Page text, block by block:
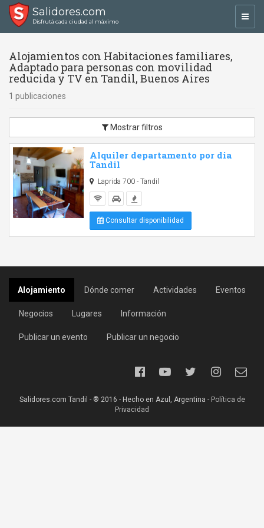
Salidores.com
Disfrutá cada ciudad al máximo
Alojamientos con Habitaciones familiares,
Adaptado para personas con movilidad
reducida y TV en Tandil, Buenos Aires
1 publicaciones
Mostrar filtros
Alquiler departamento por dia
Tandil
Laprida 700 - Tandil
Consultar disponibilidad
Alojamiento Dónde comer Actividades Eventos
Negocios Lugares Información
Publicar un evento Publicar un negocio
Salidores.com Tandil - ® 2016 - Hecho en Azul, Argentina - Política de
Privacidad